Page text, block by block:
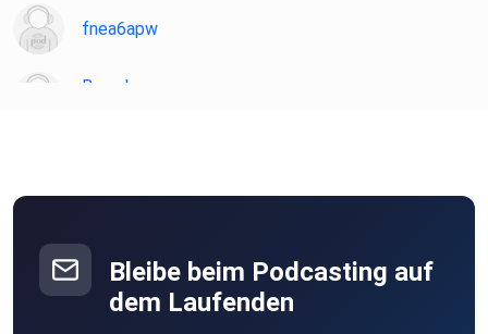
fnea6apw
BrunsLee
Aurich
djiopqgl
Linz am Rhein
Bleibe beim Podcasting auf
dem Laufenden